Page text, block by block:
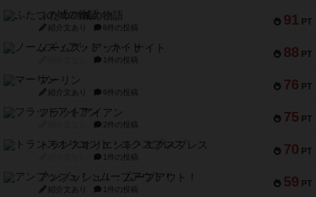
91 PT
ふたつの城の物語
紹介文あり 6件の投稿
88 PT
ノームズ・アット・ナイト
1件の投稿
76 PT
マーリン
紹介文あり 6件の投稿
75 PT
フラットアイアン
2件の投稿
70 PT
トランスオリエント・エクスプレス
1件の投稿
59 PT
アンブッシュ！：ムーブアウト！
紹介文あり 1件の投稿